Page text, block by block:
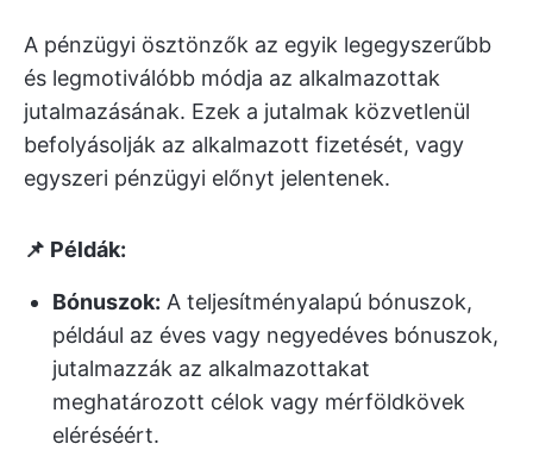
A pénzügyi ösztönzők az egyik legegyszerűbb
és legmotiválóbb módja az alkalmazottak
jutalmazásának. Ezek a jutalmak közvetlenül
befolyásolják az alkalmazott fizetését, vagy
egyszeri pénzügyi előnyt jelentenek.
📌 Példák:
Bónuszok: A teljesítményalapú bónuszok,
például az éves vagy negyedéves bónuszok,
jutalmazzák az alkalmazottakat
meghatározott célok vagy mérföldkövek
eléréséért.